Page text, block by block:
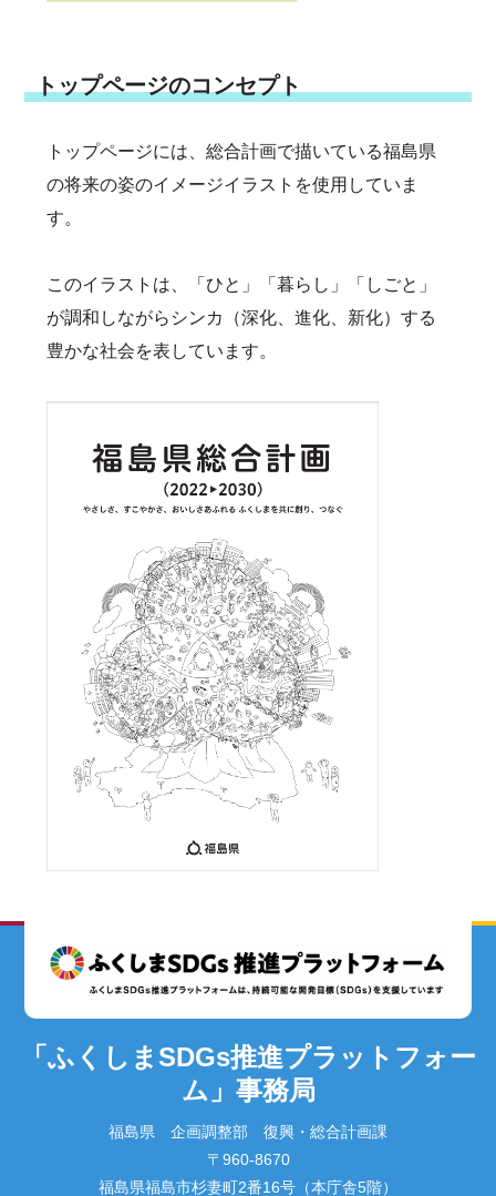
トップページのコンセプト
トップページには、総合計画で描いている福島県
の将来の姿のイメージイラストを使用していま
す。
このイラストは、「ひと」「暮らし」「しごと」
が調和しながらシンカ（深化、進化、新化）する
豊かな社会を表しています。
「ふくしまSDGs推進プラットフォー
ム」事務局
福島県 企画調整部 復興・総合計画課
〒960-8670
福島県福島市杉妻町2番16号（本庁舎5階）